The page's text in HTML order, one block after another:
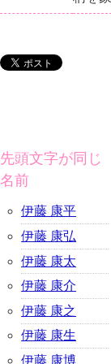
先頭文字が同じ
名前
伊藤 康平
伊藤 康弘
伊藤 康太
伊藤 康介
伊藤 康之
伊藤 康生
伊藤 康博